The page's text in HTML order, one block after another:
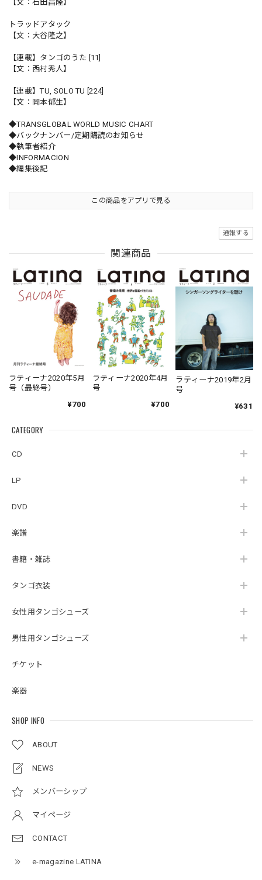
CATEGORY
CD
LP
DVD
楽譜
書籍・雑誌
タンゴ衣装
女性用タンゴシューズ
男性用タンゴシューズ
チケット
楽器
SHOP INFO
ABOUT
NEWS
メンバーシップ
マイページ
CONTACT
e-magazine LATINA
【文：石田昌隆】
トラッドアタック
【文：大谷隆之】
【連載】タンゴのうた [11]
【文：西村秀人】
【連載】TU, SOLO TU [224]
【文：岡本郁生】
◆TRANSGLOBAL WORLD MUSIC CHART
◆バックナンバー/定期購読のお知らせ
◆執筆者紹介
◆INFORMACION
◆編集後記
この商品をアプリで見る
通報する
関連商品
ラティーナ2020年5月
号（最終号）
¥700
ラティーナ2020年4月
号
¥700
ラティーナ2019年2月
号
¥631